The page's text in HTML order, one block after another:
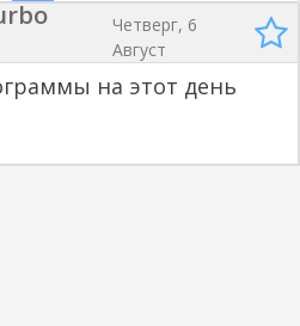
Четверг, 6
Август
на этот день